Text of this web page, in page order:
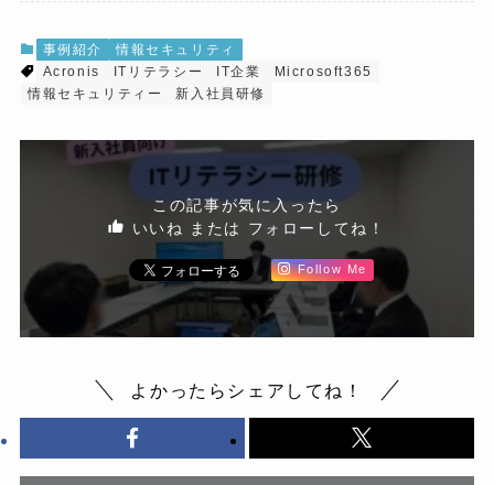
事例紹介
情報セキュリティ
Acronis
ITリテラシー IT企業
Microsoft365
情報セキュリティー
新入社員研修
この記事が気に入ったら
いいね または フォローしてね！
Follow Me
よかったらシェアしてね！